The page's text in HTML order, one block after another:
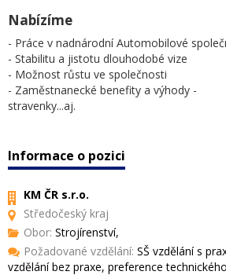
Nabízíme
- Práce v nadnárodní Automobilové
- Stabilitu a jistotu dlouhodobé vize
- Možnost růstu ve společnosti
- Zaměstnanecké benefity a výhody -
stravenky...aj.
Informace o pozici
KM ČR s.r.o.
Středočeský kraj
Obor: Strojírenství,
Požadované vzdělání: SŠ vzdělání s
vzdělání bez praxe, preference